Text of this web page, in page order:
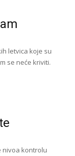
letvica koje su
se neće kriviti.
nivoa kontrolu